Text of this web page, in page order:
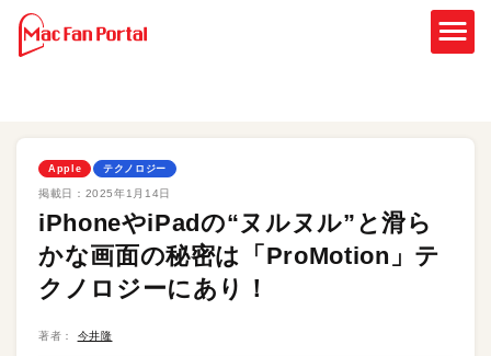
Apple テクノロジー
掲載日： 2025年1月14日
iPhoneやiPadの“ヌルヌル”と滑ら
かな画面の秘密は「ProMotion」テ
クノロジーにあり！
著者： 今井隆